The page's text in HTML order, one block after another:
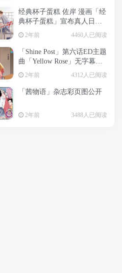
经典杯子蛋糕 佐岸 漫画「经
典杯子蛋糕」宣布真人日剧
化
2年前 4460人已阅读
「Shine Post」第六话ED主题
曲「Yellow Rose」无字幕MV
公开
2年前 4312人已阅读
「茜物语」杂志彩页图公开
2年前 3488人已阅读
」露普斯蕾琪娜·贝塔手办开...
申鹤原神wiki 申鹤诞辰祭
2年前 6197人已阅读
APP下载
2年前 5045人已阅读
经典杯子蛋糕 佐岸 漫画「经
典杯子蛋糕」宣布真人日剧